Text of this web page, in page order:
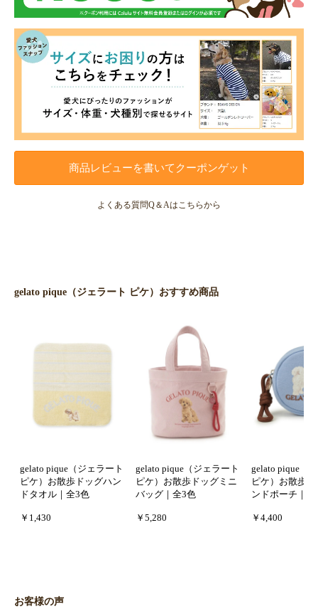
商品レビューを書いてクーポンゲット
よくある質問Q＆Aはこちらから
gelato pique（ジェラート ピケ）おすすめ商品
gelato pique（ジェラート
ピケ）お散歩ドッグハン
ドタオル｜全3色
￥1,430
gelato pique（ジェラート
ピケ）お散歩ドッグミニ
バッグ｜全3色
￥5,280
gelato pique（
ピケ）お散歩
ンドポーチ｜全
￥4,400
お客様の声